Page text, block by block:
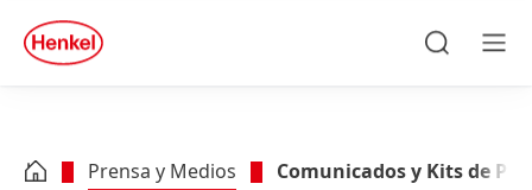
Skip to footer
quick
search
Prensa y Medios Comunicados y Kits de